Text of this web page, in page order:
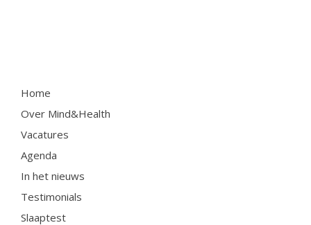
Home
Over Mind&Health
Vacatures
Agenda
In het nieuws
Testimonials
Slaaptest